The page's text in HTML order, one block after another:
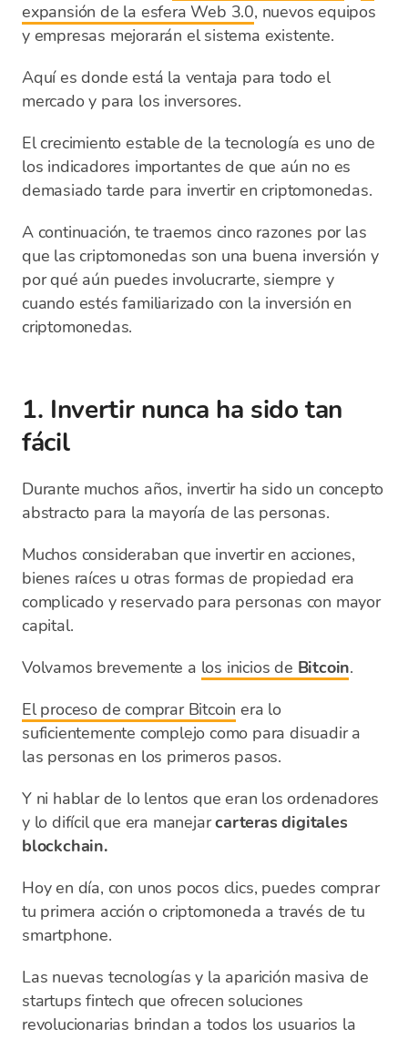
expansión de la esfera Web 3.0, nuevos equipos
y empresas mejorarán el sistema existente.
Aquí es donde está la ventaja para todo el
mercado y para los inversores.
El crecimiento estable de la tecnología es uno de
los indicadores importantes de que aún no es
demasiado tarde para invertir en criptomonedas.
A continuación, te traemos cinco razones por las
que las criptomonedas son una buena inversión y
por qué aún puedes involucrarte, siempre y
cuando estés familiarizado con la inversión en
criptomonedas.
1. Invertir nunca ha sido tan
fácil
Durante muchos años, invertir ha sido un concepto
abstracto para la mayoría de las personas.
Muchos consideraban que invertir en acciones,
bienes raíces u otras formas de propiedad era
complicado y reservado para personas con mayor
capital.
Volvamos brevemente a los inicios de Bitcoin.
El proceso de comprar Bitcoin era lo
suficientemente complejo como para disuadir a
las personas en los primeros pasos.
Y ni hablar de lo lentos que eran los ordenadores
y lo difícil que era manejarcarteras digitales
blockchain.
Hoy en día, con unos pocos clics, puedes comprar
tu primera acción o criptomoneda a través de tu
smartphone.
Las nuevas tecnologías y la aparición masiva de
startups fintech que ofrecen soluciones
revolucionarias brindan a todos los usuarios la